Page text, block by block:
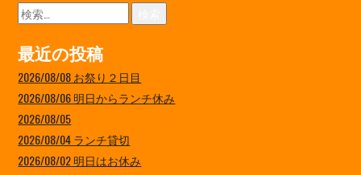
検
索:
最近の投稿
2026/08/08 お祭り２日目
2026/08/06 明日からランチ休み
2026/08/05
2026/08/04 ランチ貸切
2026/08/02 明日はお休み